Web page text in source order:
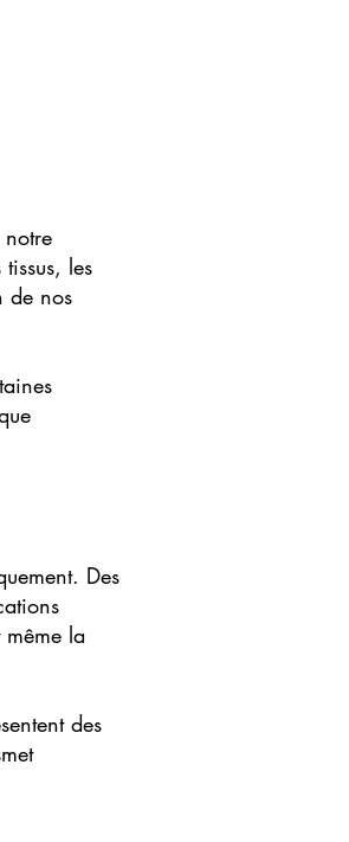
les
de nos
Des
même la
des